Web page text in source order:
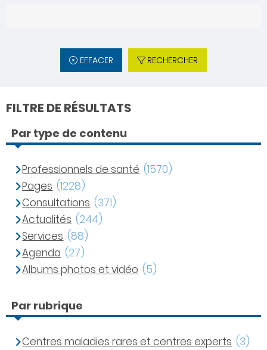
EFFACER RECHERCHER
FILTRE DE RÉSULTATS
Par type de contenu
Professionnels de santé (1570)
Pages (1228)
Consultations (371)
Actualités (244)
Services (88)
Agenda (27)
Albums photos et vidéo (5)
Par rubrique
Centres maladies rares et centres experts (3)